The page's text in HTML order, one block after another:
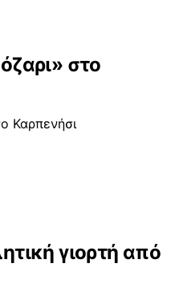
στο
Καρπενήσι
γιορτή από